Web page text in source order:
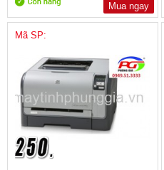
Mua ngay
Mã SP: